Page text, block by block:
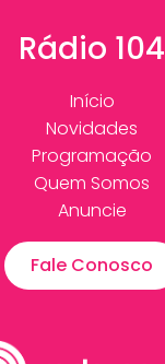
Rádio 104
Início
Novidades
Programação
Quem Somos
Anuncie
Fale Conosco